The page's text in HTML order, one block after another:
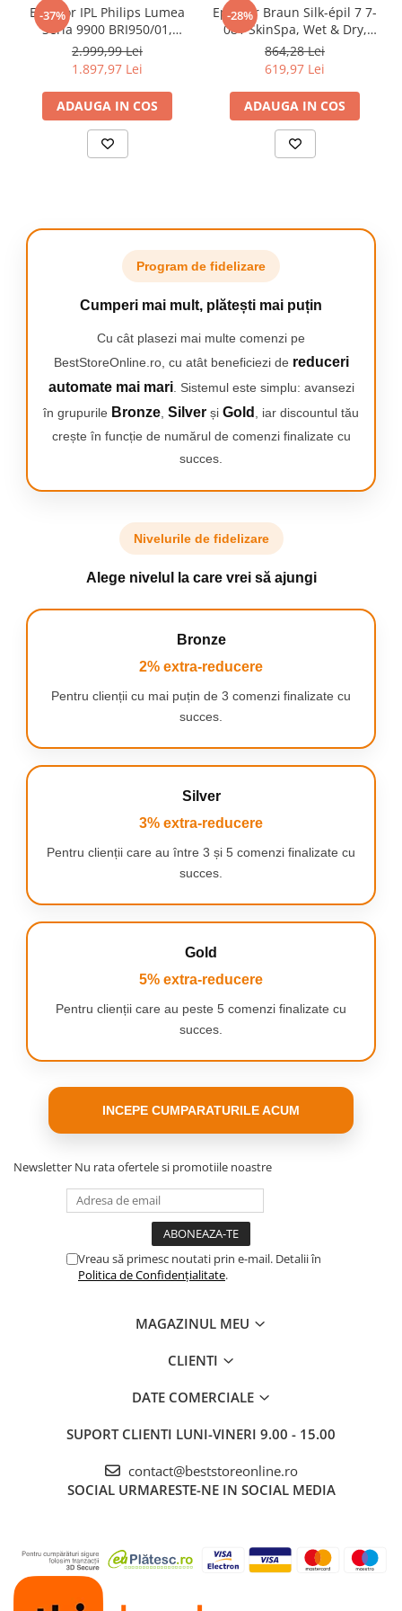
Camping
Centuri de Slabit
Componente si Piese Biciclete
Huse protectie biciclete
Lumini bicicleta
Binocluri
Videoproiectoare
sau la dus.
Cap special pentru zonele delicate.
Piele fina timp de pana la 4 saptamani
Ai nevoie doar de cateva minute ca sa te bucuri de o piele fina si
Philips seria 8000 iti aduce un set complet de ingrijire.
Se simte bine pe piele, spun 91% dintre femei.
delicata, cu o penseta imbunatatita si peste 70.000 de actiuni de
prindere a firelor de par pe minut. Aceasta inseamna ca poti
acoperi mai multa piele si obtine o netezime ireprosabila timp de
pana la 4 saptamani.
Discuri ceramice cu 50% mai late.
miscare, pentru indepartarea mai rapida a parului.
Epilare eficienta, in doar cateva minute.
Umed & Uscat
-37%
Epilator IPL Philips Lumea
Seria 9900 BRI950/01,
senzor SmartSkin,
conectare la aplicatia cu
functia Skin AI, utilizare cu
sau fara fir, 450.000
impusuri, accesorii: fata,
corp, Rose Gold/Alb
2.999,99 Lei
1.897,97 Lei
ADAUGA IN COS
-28%
Epilator Braun Silk-épil 7 7-
081 SkinSpa, Wet & Dry,
MicroGrip, Smart Light, 40
de pensete, 2 viteze, Cap de
ras + Pieptene, Cap pentru
exfoliere, Cap pentru
masaj, Saculet de voiaj,
Alb/Gri
864,28 Lei
619,97 Lei
ADAUGA IN COS
Program de fidelizare
Cumperi mai mult, plătești mai puțin
Cu cât plasezi mai multe comenzi pe
BestStoreOnline.ro, cu atât beneficiezi de reduceri
automate mai mari. Sistemul este simplu: avansezi
în grupurile Bronze Silver și Gold
, iar discountul tău
crește în funcție de numărul de comenzi finalizate cu
succes.
Nivelurile de fidelizare
Alege nivelul la care vrei să ajungi
Bronze
2% extra-reducere
Pentru clienții cu mai puțin de 3 comenzi finalizate cu
succes.
Silver
3% extra-reducere
Pentru clienții care au între 3 și 5 comenzi finalizate cu
succes.
Gold
5% extra-reducere
Pentru clienții care au peste 5 comenzi finalizate cu
succes.
INCEPE CUMPARATURILE ACUM
Newsletter Nu rata ofertele si promotiile noastre
Vreau să primesc noutati prin e-mail. Detalii în
Politica de Confidențialitate.
MAGAZINUL MEU
CLIENTI
DATE COMERCIALE
SUPORT CLIENTI LUNI-VINERI 9.00 - 15.00
contact@beststoreonline.ro
SOCIAL URMARESTE-NE IN SOCIAL MEDIA